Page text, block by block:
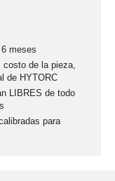
meses
costo de la pieza,
de HYTORC
LIBRES de todo
para